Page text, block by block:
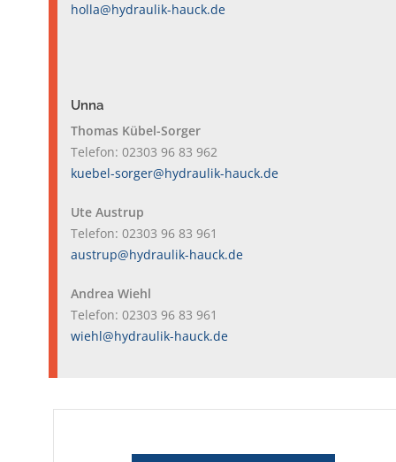
holla@hydraulik-hauck.de
Unna
Thomas Kübel-Sorger
Telefon: 02303 96 83 962
kuebel-sorger@hydraulik-hauck.de
Ute Austrup
Telefon: 02303 96 83 961
austrup@hydraulik-hauck.de
Andrea Wiehl
Telefon: 02303 96 83 961
wiehl@hydraulik-hauck.de